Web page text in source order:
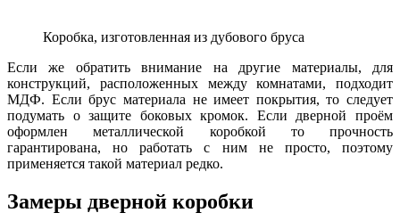
Коробка, изготовленная из дубового бруса
Если же обратить внимание на другие материалы, для
конструкций, расположенных между комнатами, подходит
МДФ. Если брус материала не имеет покрытия, то следует
подумать о защите боковых кромок. Если дверной проём
оформлен металлической коробкой то прочность
гарантирована, но работать с ним не просто, поэтому
применяется такой материал редко.
Замеры дверной коробки